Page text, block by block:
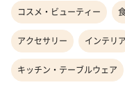
コスメ・ビューティー
アクセサリー インテリア
キッチン・テーブルウェア